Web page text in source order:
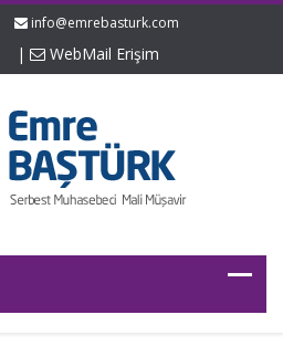
info@emrebasturk.com
| WebMail Erişim